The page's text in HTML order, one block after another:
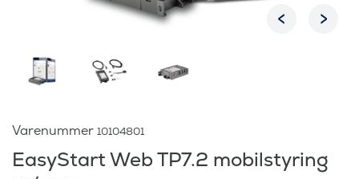
Varenummer 10104801
EasyStart Web TP7.2 mobilstyring